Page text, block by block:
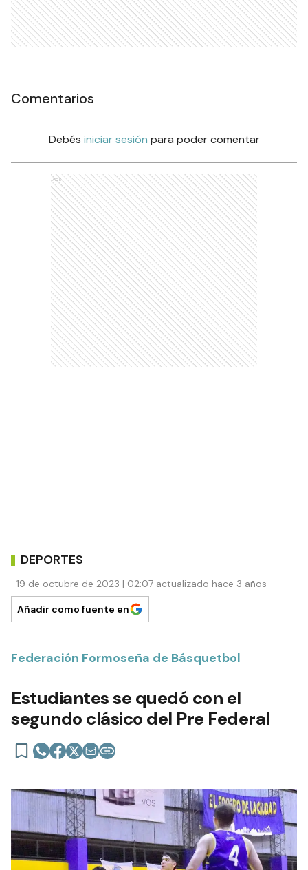
Comentarios
Debés iniciar sesión para poder comentar
Ads
DEPORTES
19 de octubre de 2023 | 02:07 actualizado hace 3 años
Añadir como fuente en
Federación Formoseña de Básquetbol
Estudiantes se quedó con el
segundo clásico del Pre Federal